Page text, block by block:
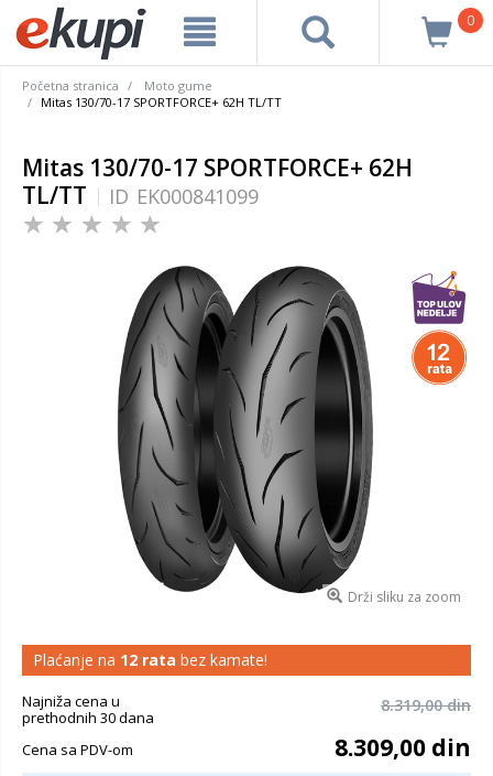
0
Početna stranica
Moto gume
Mitas 130/70-17 SPORTFORCE+ 62H TL/TT
Mitas 130/70-17 SPORTFORCE+ 62H
TL/TT
ID EK000841099
Drži sliku za zoom
Plaćanje na 12 rata bez kamate!
Najniža cena u
prethodnih 30 dana
8.319,00 din
Cena sa PDV-om 8.309,00 din